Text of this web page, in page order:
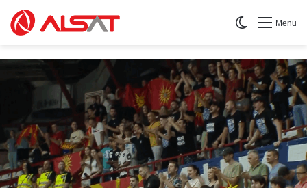
Menu
Switch skin